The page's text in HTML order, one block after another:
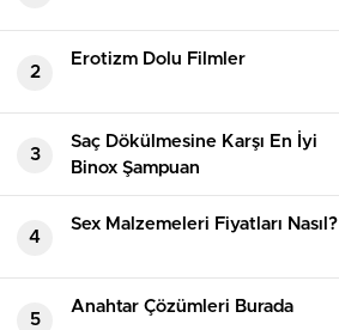
2
Erotizm Dolu Filmler
3
Saç Dökülmesine Karşı En İyi
Binox Şampuan
4
Sex Malzemeleri Fiyatları Nasıl?
5
Anahtar Çözümleri Burada